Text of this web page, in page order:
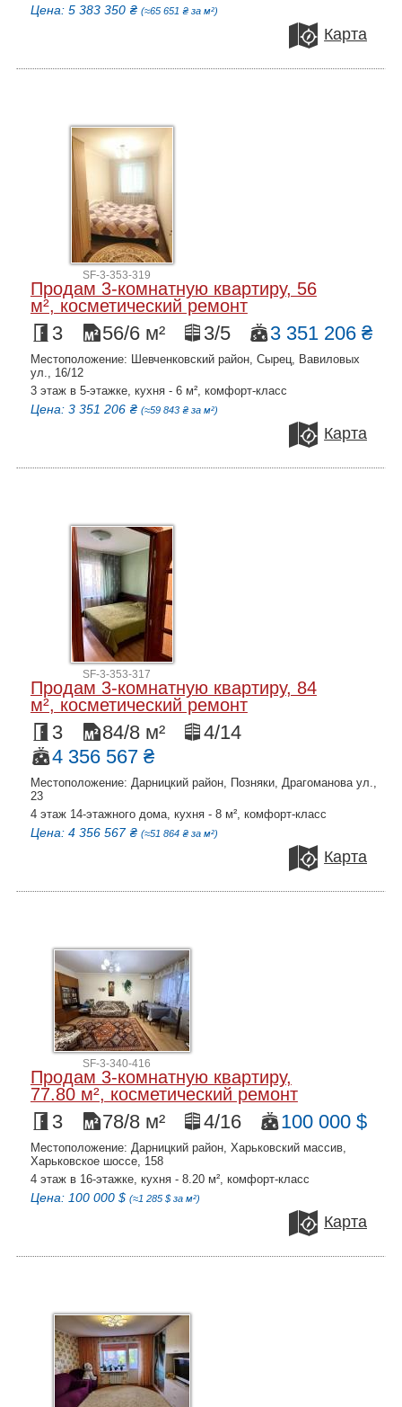
Цена: 5 383 350 ₴ (≈65 651 ₴ за м²)
Карта
SF-3-353-319
Продам 3-комнатную квартиру, 56
м², косметический ремонт
3 56/6 м² 3/5 3 351 206 ₴
Местоположение: Шевченковский район, Сырец, Вавиловых
ул., 16/12
3 этаж в 5-этажке, кухня - 6 м², комфорт-класс
Цена: 3 351 206 ₴ (≈59 843 ₴ за м²)
Карта
SF-3-353-317
Продам 3-комнатную квартиру, 84
м², косметический ремонт
3 84/8 м²
4/14
4 356 567 ₴
Местоположение: Дарницкий район, Позняки, Драгоманова ул.,
23
4 этаж 14-этажного дома, кухня - 8 м², комфорт-класс
Цена: 4 356 567 ₴ (≈51 864 ₴ за м²)
Карта
SF-3-340-416
Продам 3-комнатную квартиру,
77.80 м², косметический ремонт
3 78/8 м² 4/16 100 000 $
Местоположение: Дарницкий район, Харьковский массив,
Харьковское шоссе, 158
4 этаж в 16-этажке, кухня - 8.20 м², комфорт-класс
Цена: 100 000 $ (≈1 285 $ за м²)
Карта